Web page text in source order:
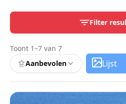
Filter
Toont 1–7 van 7
Aanbevolen
Lijst